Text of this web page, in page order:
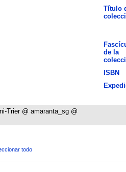
Título
de la
ISBN
Trier @ amaranta_sg @
todo